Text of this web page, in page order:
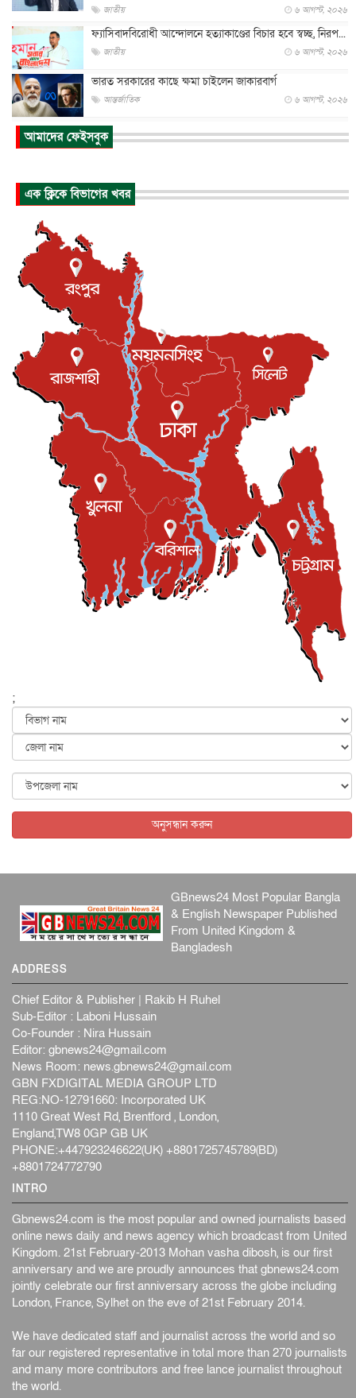
জাতীয় ৬ আগস্ট, ২০২৬
ফ্যাসিবাদবিরোধী আন্দোলনে হত্যাকাণ্ডের বিচার হবে স্বচ্ছ, নিরপ...
জাতীয় ৬ আগস্ট, ২০২৬
ভারত সরকারের কাছে ক্ষমা চাইলেন জাকারবার্গ
আন্তর্জাতিক ৬ আগস্ট, ২০২৬
আকাশে ট্রাম্পের হেলিকপ্টার ও যাত্রীবাহী বিমান মুখোমুখি, তদন্...
আন্তর্জাতিক
আন্তর্জাতিক ৬ আগস্ট, ২০২৬
টি-টোয়েন্টি ইতিহাসের সর্বোচ্চ রানের মালিক এখন জস বাটলার
বস্তিতে কেটেছে শৈশব, আজ মুম্বাইয়ে দুই বাড়ির মালিক
বিনোদন ৬ আগস্ট, ২০২৬
যুক্তরাজ্যে বসবাসরত জাতীয়তাবাদী কুলাউড়াবাসীর মত বিনিময়
সভা...
ইউকে কমিউনিটি ৫ আগস্ট, ২০২৬
প্রধানমন্ত্রীকে সৌদি আরব সফরের আমন্ত্রণ
জাতীয় ৫ আগস্ট, ২০২৬
জুলাই গণ-অভ্যুত্থান দিবস আজ, স্মরণে দেশজুড়ে কর্মসূচি
জাতীয় ৫ আগস্ট, ২০২৬
জনগণ পরিবর্তন চেয়েছে বলেই জুলাই আন্দোলন সফল :
৫ আগস্ট, ২০২৬
বেনজীর আহমেদের সঙ্গে পরীমনির ঘনিষ্ঠ সম্পর্ক ছিল : নাসির
মাহম...
জাতীয় ৫ আগস্ট, ২০২৬
হরমুজ নিয়ে ইরান-মার্কিন চুক্তি হতে পারে আজ : মার্কিন অর্থমন...
৫ আগস্ট, ২০২৬
পৃথিবীর দিকে আসছে বিধ্বংসী বস্তু, পারমাণবিক বোমা দিয়ে করা
আন্তর্জাতিক ৫ আগস্ট, ২০২৬
কেনিয়ায় ১৫ হাতির রহস্যজনক মৃত্যু, সন্দেহের মুখে কীটনাশকের
আন্তর্জাতিক ৫ আগস্ট, ২০২৬
আমাদের ফেইসবুক
এক ক্লিকে বিভাগের খবর
;
অনুসন্ধান করুন
GBnews24 Most Popular Bangla
& English Newspaper Published
From United Kingdom &
Bangladesh
ADDRESS
Chief Editor & Publisher | Rakib H Ruhel
Sub-Editor : Laboni Hussain
Co-Founder : Nira Hussain
Editor: gbnews24@gmail.com
News Room: news.gbnews24@gmail.com
GBN FXDIGITAL MEDIA GROUP LTD
REG:NO-12791660: Incorporated UK
1110 Great West Rd, Brentford , London,
England,TW8 0GP GB UK
PHONE:+447923246622(UK) +8801725745789(BD)
+8801724772790
INTRO
Gbnews24.com is the most popular and owned journalists based
online news daily and news agency which broadcast from United
Kingdom. 21st February-2013 Mohan vasha dibosh, is our first
anniversary and we are proudly announces that gbnews24.com
jointly celebrate our first anniversary across the globe including
London, France, Sylhet on the eve of 21st February 2014.
We have dedicated staff and journalist across the world and so
far our registered representative in total more than 270 journalists
and many more contributors and free lance journalist throughout
the world.